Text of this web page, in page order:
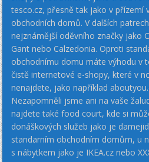
tesco.cz, přesně tak jako v přízemí
obchodních domů. V dalších
nejznámější oděvního značky jako
Gant nebo Calzedonia. Oproti
obchodnímu domu máte výhodu v
čistě internetové e-shopy, které v
nenajdete, jako například
Nezapomněli jsme ani na vaše
najdete také food court, kde si
donáškových služeb jako je
standarním obchodním domům, u
s nábytkem jako je IKEA.cz nebo